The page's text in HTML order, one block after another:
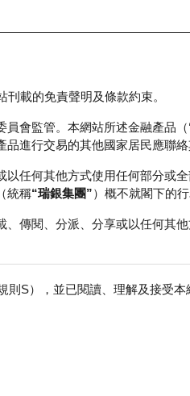
瑞銀輪證教室
刊載的免責聲明及條款約束。
會監管。本網站所述金融產品（
進行交易的其他國家居民應聯絡
任何其他方式使用任何部分或
統稱“瑞銀集團”）概不就閣下的
傳閱、分派、分享或以任何其
則S），並已閱讀、理解及接受本
攻略 (1)
點